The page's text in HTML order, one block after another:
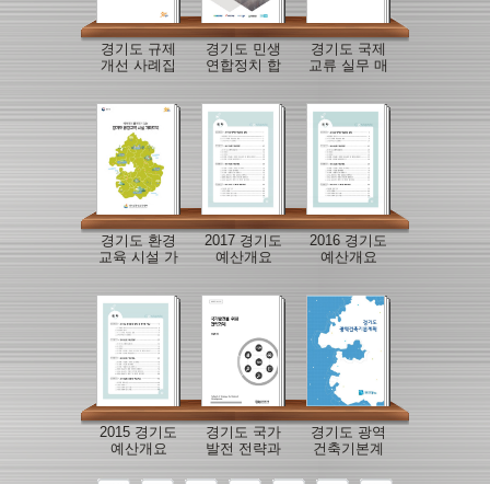
경기도 규제
개선 사례집
경기도 민생
연합정치 합
경기도 국제
교류 실무 매
경기도 환경
교육 시설 가
2017 경기도
예산개요
2016 경기도
예산개요
2015 경기도
예산개요
경기도 국가
발전 전략과
경기도 광역
건축기본계